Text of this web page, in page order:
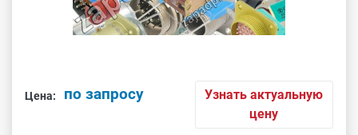
Цена: по запросу
Узнать актуальную
цену